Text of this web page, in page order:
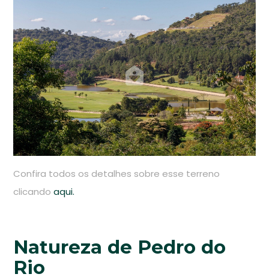
Confira todos os detalhes sobre esse terreno
clicandoaqui.
Natureza de Pedro do
Rio